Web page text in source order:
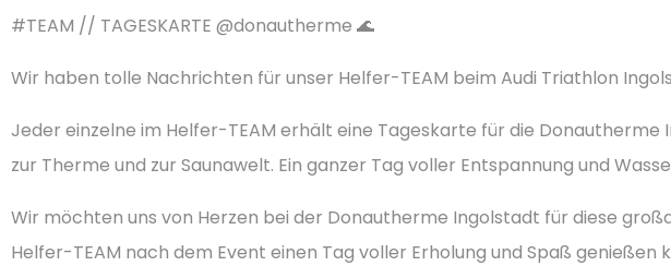
#TEAM // TAGESKARTE @donautherme 🌊
Wir haben tolle Nachrichten für unser Helfer-TEAM beim Audi Triathlon
Jeder einzelne im Helfer-TEAM erhält eine Tageskarte für die
zur Therme und zur Saunawelt. Ein ganzer Tag voller Entspannung und
Wir möchten uns von Herzen bei der Donautherme Ingolstadt für diese
Helfer-TEAM nach dem Event einen Tag voller Erholung und Spaß genießen